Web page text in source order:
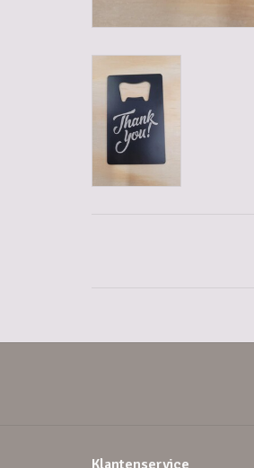
Klantenservice